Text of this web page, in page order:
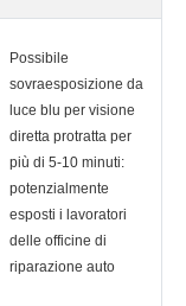
Possibile
sovraesposizione da
luce blu per visione
diretta protratta per
più di 5-10 minuti:
potenzialmente
esposti i lavoratori
delle officine di
riparazione auto